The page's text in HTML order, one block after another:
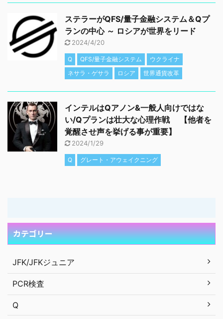
ステラーがQFS/量子金融システム＆Qプ
ランの中心 ～ ロシアが世界をリード
2024/4/20
Q QFS/量子金融システム
ウクライナ
ネサラ・ゲサラ
ロシア 世界通貨改革
インテルはQアノン&一般人向けではな
い/Qプランは壮大な心理作戦 【他者を
覚醒させ声を挙げる事が重要】
2024/1/29
Q グレート・アウェイクニング
カテゴリー
JFK/JFKジュニア
PCR検査
Q